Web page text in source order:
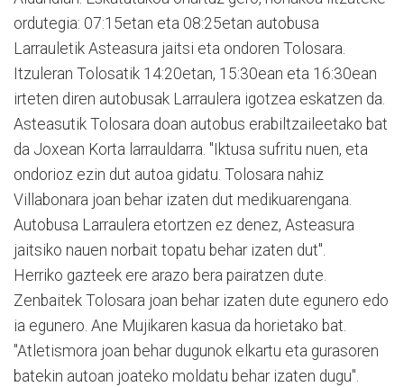
ordutegia: 07:15etan eta 08:25etan autobusa
Larrauletik Asteasura jaitsi eta ondoren Tolosara.
Itzuleran Tolosatik 14:20etan, 15:30ean eta 16:30ean
irteten diren autobusak Larraulera igotzea eskatzen da.
Asteasutik Tolosara doan autobus erabiltzaileetako bat
da Joxean Korta larrauldarra. "Iktusa sufritu nuen, eta
ondorioz ezin dut autoa gidatu. Tolosara nahiz
Villabonara joan behar izaten dut medikuarengana.
Autobusa Larraulera etortzen ez denez, Asteasura
jaitsiko nauen norbait topatu behar izaten dut".
Herriko gazteek ere arazo bera pairatzen dute.
Zenbaitek Tolosara joan behar izaten dute egunero edo
ia egunero. Ane Mujikaren kasua da horietako bat.
"Atletismora joan behar dugunok elkartu eta gurasoren
batekin autoan joateko moldatu behar izaten dugu".